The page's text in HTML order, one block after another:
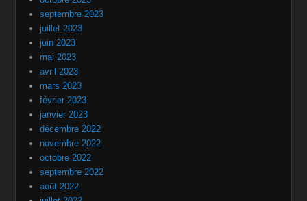
septembre 2023
juillet 2023
juin 2023
mai 2023
avril 2023
mars 2023
février 2023
janvier 2023
décembre 2022
novembre 2022
octobre 2022
septembre 2022
août 2022